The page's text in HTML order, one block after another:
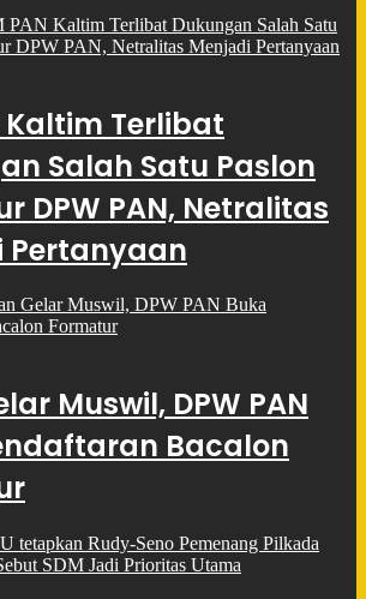
Kaltim Terlibat
Salah Satu Paslon
DPW PAN, Netralitas
Pertanyaan
Muswil, DPW PAN
Bacalon